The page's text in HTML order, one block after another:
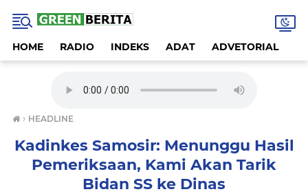
HOME RADIO INDEKS ADAT ADVETORIAL
› HEADLINE
Kadinkes Samosir: Menunggu Hasil
Pemeriksaan, Kami Akan Tarik
Bidan SS ke Dinas